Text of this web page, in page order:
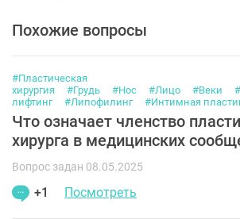
Похожие вопросы
#Пластическая
хирургия
#Грудь #Нос #Лицо #Веки
лифтинг
#Липофилинг #Интимная
Что означает членство
хирурга в медицинских
Вопрос задан 08.05.2025
+1 Посмотреть